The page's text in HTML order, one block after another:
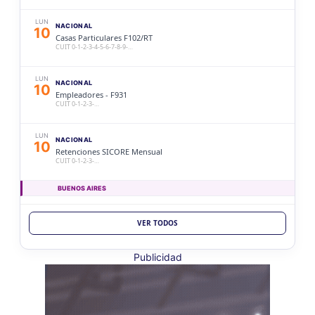
LUN
10 NACIONAL
Casas Particulares F102/RT
CUIT 0-1-2-3-4-5-6-7-8-9-…
LUN
10 NACIONAL
Empleadores - F931
CUIT 0-1-2-3-…
LUN
10 NACIONAL
Retenciones SICORE Mensual
CUIT 0-1-2-3-…
BUENOS AIRES
BUENOS AIRES
Ag. Bs As Reg Gral Retenc 2aQ
CUIT 0-1-2-3-4-5-6-7-8-9-…
LUN
10
VER TODOS
Publicidad